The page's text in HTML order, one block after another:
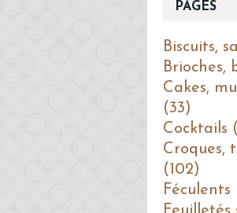
PAGES
Biscuits,
Brioches,
Cakes,
(33)
Cocktails
Croques,
(102)
Féculents